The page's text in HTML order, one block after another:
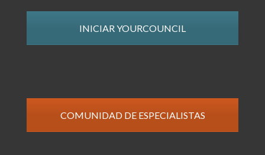
INICIAR YOURCOUNCIL
COMUNIDAD DE ESPECIALISTAS